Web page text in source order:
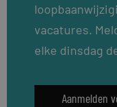
vacatures.
elke dinsdag
Aanmelden